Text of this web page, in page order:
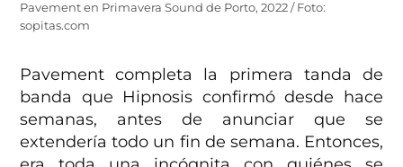
Pavement en Primavera Sound de Porto, 2022 / Foto:
sopitas.com
Pavement completa la primera tanda de
banda que Hipnosis confirmó desde hace
semanas, antes de anunciar que se
extendería todo un fin de semana. Entonces,